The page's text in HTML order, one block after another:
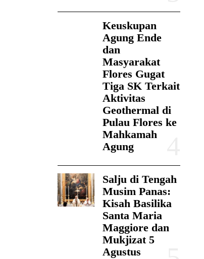
Keuskupan
Agung Ende
dan
Masyarakat
Flores Gugat
Tiga SK Terkait
Aktivitas
Geothermal di
Pulau Flores ke
Mahkamah
Agung
Salju di Tengah
Musim Panas:
Kisah Basilika
Santa Maria
Maggiore dan
Mukjizat 5
Agustus